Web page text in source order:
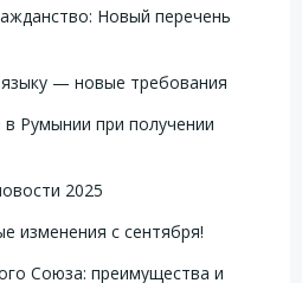
Новый перечень
— новые требования
в Румынии при получении
2025
изменения с сентября!
Союза: преимущества и